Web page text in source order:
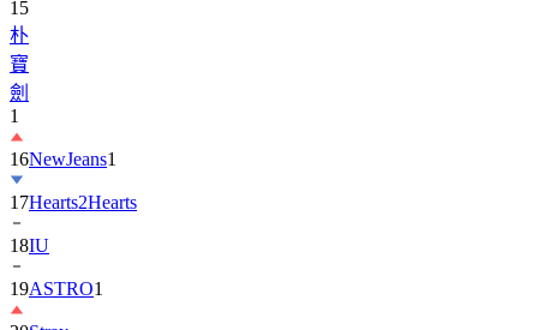
寶
劍
1
16
17Hearts2Hearts
18IU
19ASTRO
20Stray
Kids